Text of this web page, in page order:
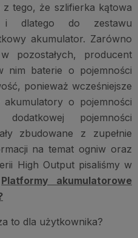
tego, że szlifierka kątowa
i dlatego do zestawu
akumulator. Zarówno
producent
nim baterie o pojemności
ponieważ wcześniejsze
o pojemności
pojemności
zbudowane z zupełnie
na temat ogniw oraz
High Output pisaliśmy w
Platformy akumulatorowe
to dla użytkownika?